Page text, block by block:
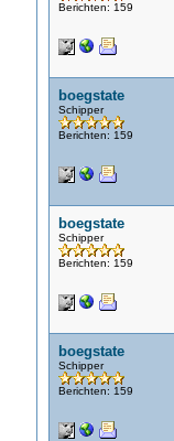
Berichten: 159
boegstate
Schipper
Berichten: 159
boegstate
Schipper
Berichten: 159
boegstate
Schipper
Berichten: 159